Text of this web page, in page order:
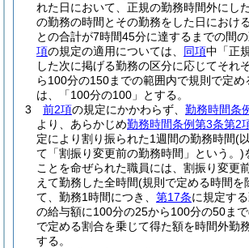
れた日において、正規の勤務時間外にし
の勤務の時間とその勤務をした日におけ
との合計が7時間45分に達するまでの間
項の規定の適用については、 同項中「正
した次に掲げる勤務の区分に応じてそれ
ら100分の150までの範囲内で規則で定
は、「100分の100」とする。
3
前2項の規定にかかわらず、 勤務時間条
より、あらかじめ勤務時間条例第3条第2
定により割り振られた1週間の勤務時間(
て「割振り変更前の勤務時間」という。)
ことを命ぜられた職員には、割振り変更
えて勤務した全時間(規則で定める時間を
て、勤務1時間につき、 第17条に規定す
の給与額に100分の25から100分の50ま
で定める割合を乗じて得た額を時間外勤
する。